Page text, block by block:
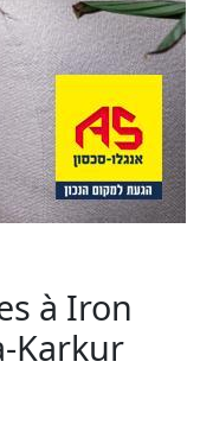
à Iron
Karkur